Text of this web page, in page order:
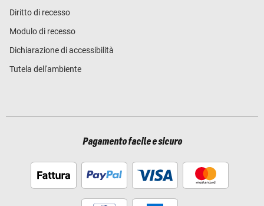
Diritto di recesso
Modulo di recesso
Dichiarazione di accessibilità
Tutela dell'ambiente
Pagamento facile e sicuro